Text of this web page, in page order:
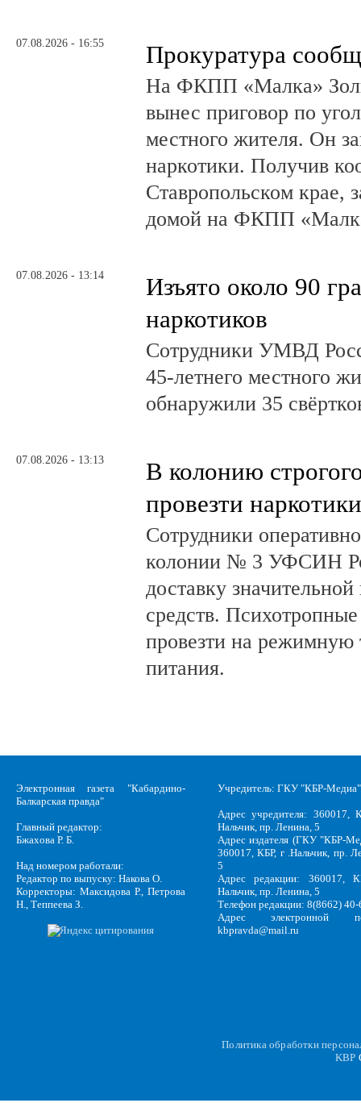
07.08.2026 - 16:55 Прокуратура
На ФКПП «Малка»
вынес приговор по
местного жителя. Он
наркотики. Получив
Ставропольском крае,
домой на ФКПП
07.08.2026 - 13:14
Изъято около 90
наркотиков
Сотрудники УМВД
45-летнего местного
обнаружили 35
07.08.2026 - 13:13
В колонию
провезти наркотики
Сотрудники
колонии № 3 УФСИН
доставку
средств.
провезти на режимную
питания.
Электронная газета "Кабардино-
Балкарская правда"
Главный редактор:
Бжахова Р. Б.
Над номером работали:
Редактор по выпуску: Накова О.
Корректоры: Максидова Р., Петрова
Н., Теппеева З.
Учредитель: ГКУ "КБР-Медиа"
Адрес учредителя: 360017,
Нальчик, пр. Ленина, 5
Адрес издателя (ГКУ "КБР-
360017, КБР, г .Нальчик, пр.
5
Адрес редакции: 360017,
Нальчик, пр. Ленина, 5
Телефон редакции: 8(8662)
Адрес электронной
kbpravda@mail.ru
Политика обработки
KBP